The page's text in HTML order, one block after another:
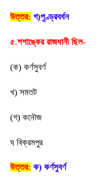
উত্তর: গ)পুণ্ড্রবর্ধন
৫.শশাঙ্কের রাজধানী ছিল-
(ক) কর্ণসুবর্ণ
খ) সমতট
(গ) কনৌজ
ঘ বিক্রমপুর
উত্তর: ক) কর্ণসুবর্ণ